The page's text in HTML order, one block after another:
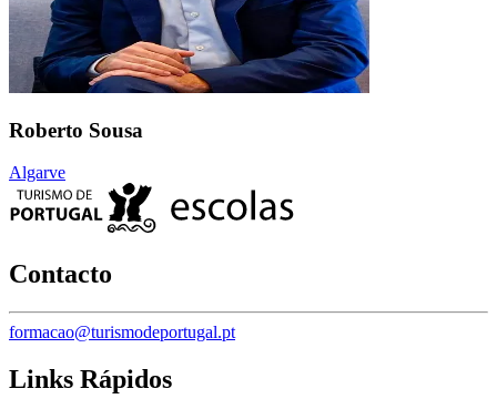
Roberto Sousa
Algarve
Contacto
formacao@turismodeportugal.pt
Links Rápidos